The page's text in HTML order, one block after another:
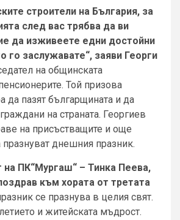
строители на България, за
след вас трябва да ви
да изживеете едни достойни
го заслужавате“, заяви Георги
на общинската
Той призова
да пазят българщината и да
на страната. Георгиев
на присъстващите и още
днешния празник.
на ПК“Мургаш“ – Тинка Пеева,
към хората от третата
се празнува в целия свят.
и житейската мъдрост.